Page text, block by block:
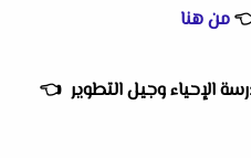
من هنا
الإحياء وجيل التطوير 👈